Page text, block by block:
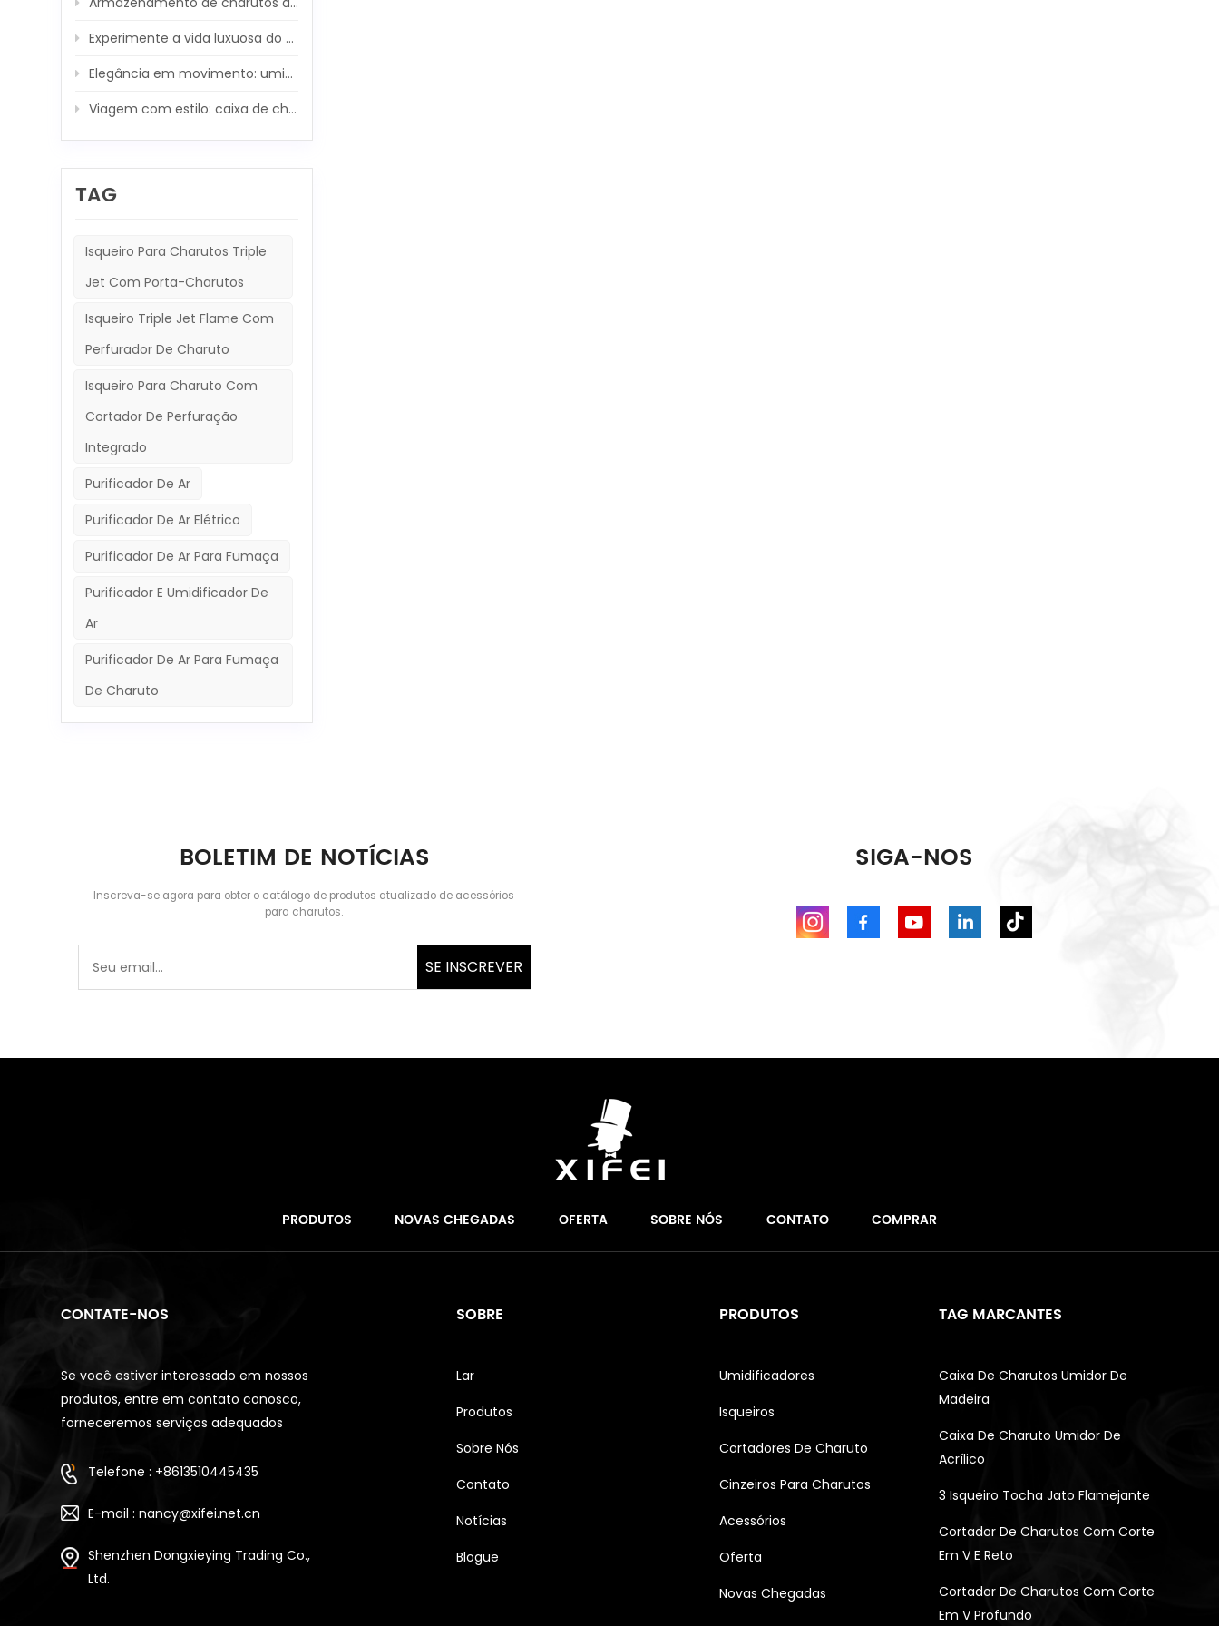
Experimente a vida luxuosa do charuto: umidificador de madeira XIFEI com isqueiro 5 em 1 integrado
Elegância em movimento: umidificador de viagem XIFEI e conjunto de isqueiro 5 em 1
Viagem com estilo: caixa de charutos de luxo da XIFEI e poderosa tocha companheira
TAG
Isqueiro Para Charutos Triple
Jet Com Porta-Charutos
Isqueiro Triple Jet Flame Com
Perfurador De Charuto
Isqueiro Para Charuto Com
Cortador De Perfuração
Integrado
Purificador De Ar
Purificador De Ar Elétrico
Purificador De Ar Para Fumaça
Purificador E Umidificador De
Ar
Purificador De Ar Para Fumaça
De Charuto
BOLETIM DE NOTÍCIAS
Inscreva-se agora para obter o catálogo de produtos atualizado de acessórios
para charutos.
SE INSCREVER
SIGA-NOS
PRODUTOS NOVAS CHEGADAS OFERTA SOBRE NÓS CONTATO COMPRAR
CONTATE-NOS
Se você estiver interessado em nossos
produtos, entre em contato conosco,
forneceremos serviços adequados
Telefone : +8613510445435
E-mail : nancy@xifei.net.cn
Shenzhen Dongxieying Trading Co.,
Ltd.
SOBRE
Lar
Produtos
Sobre Nós
Contato
Notícias
Blogue
PRODUTOS
Umidificadores
Isqueiros
Cortadores De Charuto
Cinzeiros Para Charutos
Acessórios
Oferta
Novas Chegadas
TAG MARCANTES
Caixa De Charutos Umidor De
Madeira
Caixa De Charuto Umidor De
Acrílico
3 Isqueiro Tocha Jato Flamejante
Cortador De Charutos Com Corte
Em V E Reto
Cortador De Charutos Com Corte
Em V Profundo